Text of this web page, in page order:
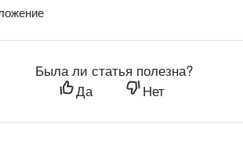
Была ли статья полезна?
Да
Нет